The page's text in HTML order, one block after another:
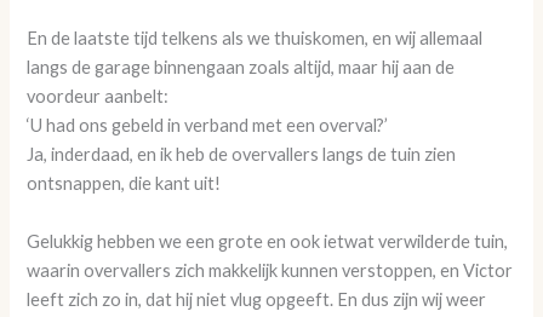
En de laatste tijd telkens als we thuiskomen, en wij allemaal
langs de garage binnengaan zoals altijd, maar hij aan de
voordeur aanbelt:
‘U had ons gebeld in verband met een overval?’
Ja, inderdaad, en ik heb de overvallers langs de tuin zien
ontsnappen, die kant uit!
Gelukkig hebben we een grote en ook ietwat verwilderde tuin,
waarin overvallers zich makkelijk kunnen verstoppen, en Victor
leeft zich zo in, dat hij niet vlug opgeeft. En dus zijn wij weer